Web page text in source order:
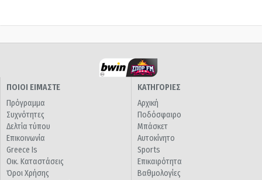
ΠΟΙΟΙ ΕΙΜΑΣΤΕ
Πρόγραμμα
Συχνότητες
Δελτία τύπου
Επικοινωνία
Greece Is
Οικ. Καταστάσεις
Όροι Χρήσης
ΚΑΤΗΓΟΡΙΕΣ
Αρχική
Ποδόσφαιρο
Μπάσκετ
Αυτοκίνητο
Sports
Επικαιρότητα
Βαθμολογίες